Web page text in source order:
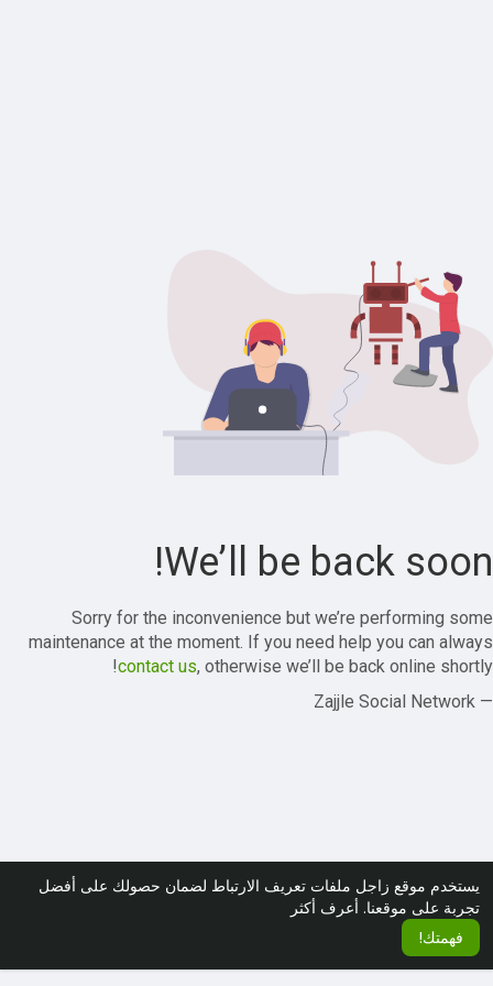
يستخدم موقع زاجل ملفات تعريف الارتباط لضمان حصولك على أفضل
تجربة على موقعنا. أعرف أكثر
فهمتك!
We’ll be back soon!
Sorry for the inconvenience but we’re performing some
maintenance at the moment. If you need help you can always
contact us, otherwise we’ll be back online shortly!
— Zajjle Social Network